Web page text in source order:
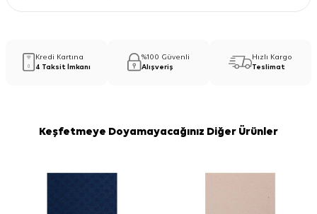
Kredi Kartına
4 Taksit İmkanı
%100 Güvenli
Alışveriş
Hızlı Kargo
Teslimat
Keşfetmeye Doyamayacağınız Diğer Ürünler